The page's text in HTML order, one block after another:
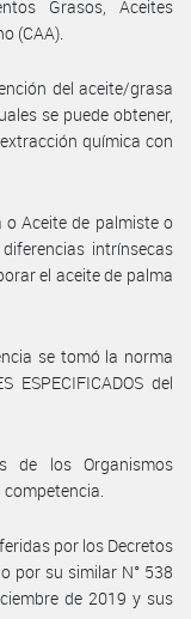
Grasos, Aceites
(CAA).
del aceite/grasa
se puede obtener,
química con
o Aceite de palmiste o
intrínsecas
el aceite de palma
se tomó la norma
ESPECIFICADOS del
de los Organismos
por los Decretos
por su similar N° 538
de 2019 y sus